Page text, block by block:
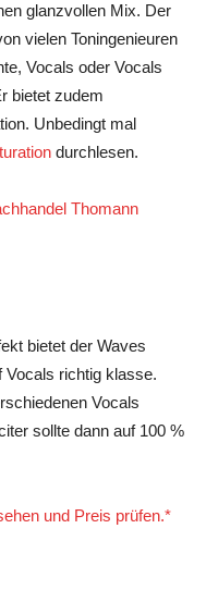
glanzvollen Mix. Der
vielen Toningenieuren
Vocals oder Vocals
bietet zudem
Unbedingt mal
durchlesen.
Thomann
bietet der Waves
Vocals richtig klasse.
Vocals
sollte dann auf 100 %
und Preis prüfen.*